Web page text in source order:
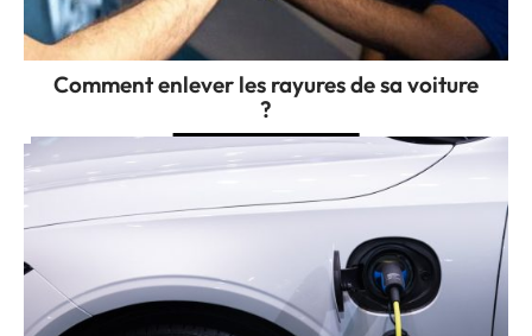
Comment enlever les rayures de sa voiture
?